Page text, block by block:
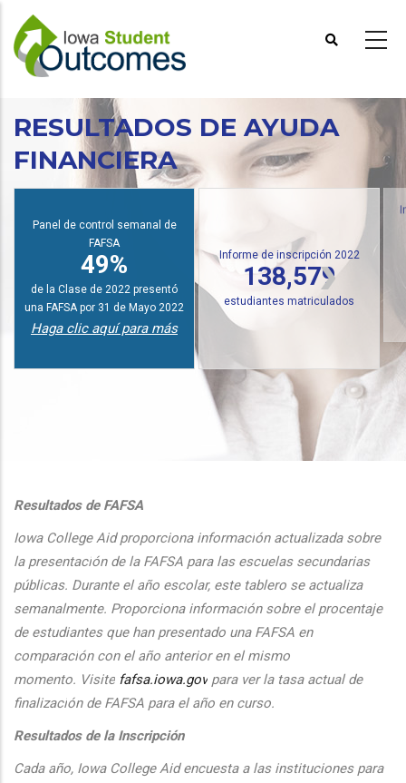
Pasar
contenido
principal
RESULTADOS DE AYUDA
FINANCIERA
Panel de control semanal de
FAFSA
49%
de la Clase de 2022 presentó
una FAFSA por 31 de Mayo 2022
Haga clic aquí para más
Informe de inscripción 2022
138,579
estudiantes matriculados
Resultados de FAFSA
Iowa College Aid proporciona información actualizada sobre
la presentación de la FAFSA para las escuelas secundarias
públicas. Durante el año escolar, este tablero se actualiza
semanalmente. Proporciona información sobre el procentaje
de estudiantes que han presentado una FAFSA en
comparación con el año anterior en el mismo
momento. Visite fafsa.iowa.gov para ver la tasa actual de
finalización de FAFSA para el año en curso.
Resultados de la Inscripción
Cada año, Iowa College Aid encuesta a las instituciones para